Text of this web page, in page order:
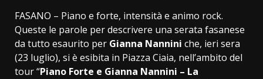
FASANO – Piano e forte, intensità e animo rock.
Queste le parole per descrivere una serata fasanese
da tutto esaurito per Gianna Nannini che, ieri sera
(23 luglio), si è esibita in Piazza Ciaia, nell’ambito del
tour “Piano Forte e Gianna Nannini – La